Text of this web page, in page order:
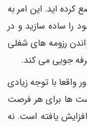
اید. این امر به
را ساده سازید و در
رزومه های شغلی
جویی می کند.
واقعا با توجه زیادی
ها برای هر فرصت
یافته است. نه